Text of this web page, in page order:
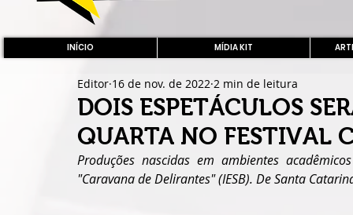
INÍCIO MÍDIA KIT
DOIS ESPETÁCULOS
QUARTA NO FESTIVAL
Editor 16 de nov. de 2022 2 min de leitura
Produções nascidas em ambientes
"Caravana de Delirantes" (IESB). De Santa